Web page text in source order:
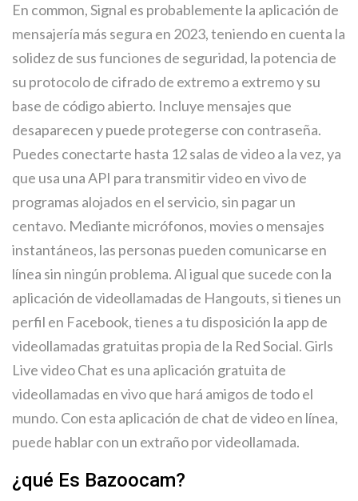
En common, Signal es probablemente la aplicación de
mensajería más segura en 2023, teniendo en cuenta la
solidez de sus funciones de seguridad, la potencia de
su protocolo de cifrado de extremo a extremo y su
base de código abierto. Incluye mensajes que
desaparecen y puede protegerse con contraseña.
Puedes conectarte hasta 12 salas de video a la vez, ya
que usa una API para transmitir video en vivo de
programas alojados en el servicio, sin pagar un
centavo. Mediante micrófonos, movies o mensajes
instantáneos, las personas pueden comunicarse en
línea sin ningún problema. Al igual que sucede con la
aplicación de videollamadas de Hangouts, si tienes un
perfil en Facebook, tienes a tu disposición la app de
videollamadas gratuitas propia de la Red Social. Girls
Live video Chat es una aplicación gratuita de
videollamadas en vivo que hará amigos de todo el
mundo. Con esta aplicación de chat de video en línea,
puede hablar con un extraño por videollamada.
¿qué Es Bazoocam?